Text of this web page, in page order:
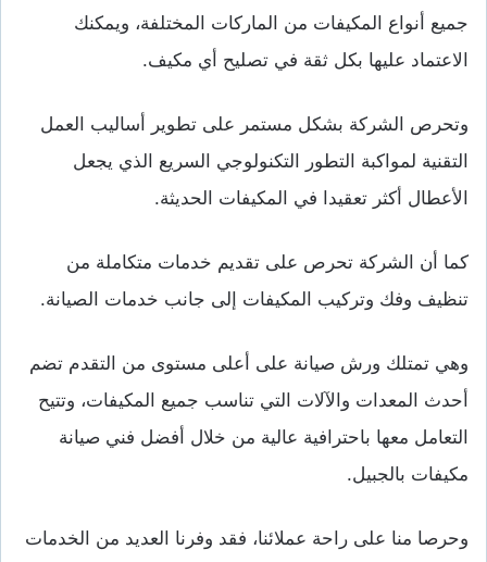
جميع أنواع المكيفات من الماركات المختلفة، ويمكنك
الاعتماد عليها بكل ثقة في تصليح أي مكيف.
وتحرص الشركة بشكل مستمر على تطوير أساليب العمل
التقنية لمواكبة التطور التكنولوجي السريع الذي يجعل
الأعطال أكثر تعقيدا في المكيفات الحديثة.
كما أن الشركة تحرص على تقديم خدمات متكاملة من
تنظيف وفك وتركيب المكيفات إلى جانب خدمات الصيانة.
وهي تمتلك ورش صيانة على أعلى مستوى من التقدم تضم
أحدث المعدات والآلات التي تناسب جميع المكيفات، وتتيح
التعامل معها باحترافية عالية من خلال أفضل فني صيانة
مكيفات بالجبيل.
وحرصا منا على راحة عملائنا، فقد وفرنا العديد من الخدمات